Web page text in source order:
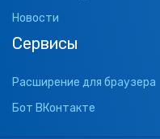
Новости
Сервисы
Расширение для браузера
Бот ВКонтакте